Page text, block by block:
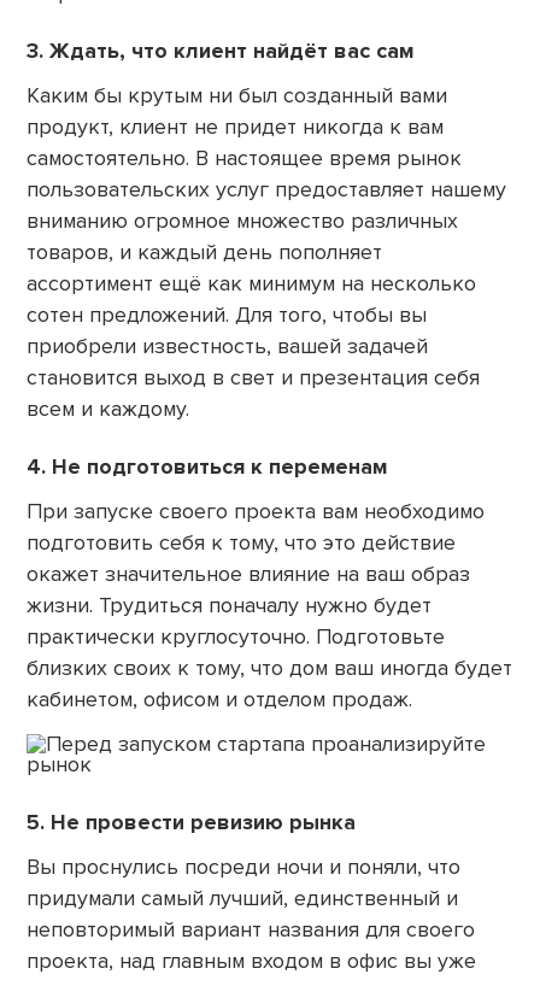
3. Ждать, что клиент найдёт вас сам
Каким бы крутым ни был созданный вами
продукт, клиент не придет никогда к вам
самостоятельно. В настоящее время рынок
пользовательских услуг предоставляет нашему
вниманию огромное множество различных
товаров, и каждый день пополняет
ассортимент ещё как минимум на несколько
сотен предложений. Для того, чтобы вы
приобрели известность, вашей задачей
становится выход в свет и презентация себя
всем и каждому.
4. Не подготовиться к переменам
При запуске своего проекта вам необходимо
подготовить себя к тому, что это действие
окажет значительное влияние на ваш образ
жизни. Трудиться поначалу нужно будет
практически круглосуточно. Подготовьте
близких своих к тому, что дом ваш иногда будет
кабинетом, офисом и отделом продаж.
5. Не провести ревизию рынка
Вы проснулись посреди ночи и поняли, что
придумали самый лучший, единственный и
неповторимый вариант названия для своего
проекта, над главным входом в офис вы уже